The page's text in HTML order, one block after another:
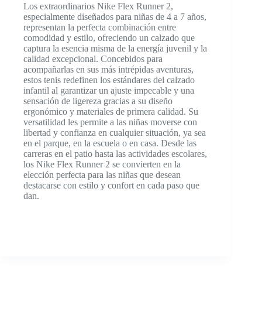
Los extraordinarios Nike Flex Runner 2,
especialmente diseñados para niñas de 4 a 7 años,
representan la perfecta combinación entre
comodidad y estilo, ofreciendo un calzado que
captura la esencia misma de la energía juvenil y la
calidad excepcional. Concebidos para
acompañarlas en sus más intrépidas aventuras,
estos tenis redefinen los estándares del calzado
infantil al garantizar un ajuste impecable y una
sensación de ligereza gracias a su diseño
ergonómico y materiales de primera calidad. Su
versatilidad les permite a las niñas moverse con
libertad y confianza en cualquier situación, ya sea
en el parque, en la escuela o en casa. Desde las
carreras en el patio hasta las actividades escolares,
los Nike Flex Runner 2 se convierten en la
elección perfecta para las niñas que desean
destacarse con estilo y confort en cada paso que
dan.